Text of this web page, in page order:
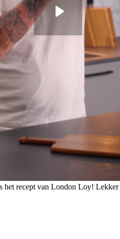
het recept van London Loy!